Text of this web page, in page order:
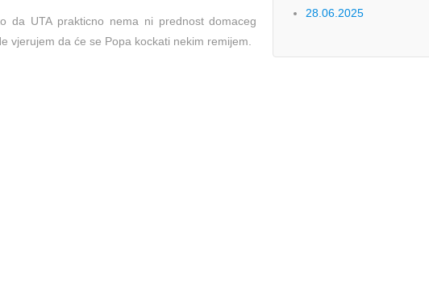
da UTA prakticno nema ni prednost domaceg
vjerujem da će se Popa kockati nekim remijem.
28.06.2025